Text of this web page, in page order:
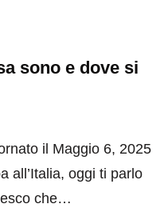
sono e dove si
il Maggio 6, 2025
all’Italia, oggi ti parlo
che…